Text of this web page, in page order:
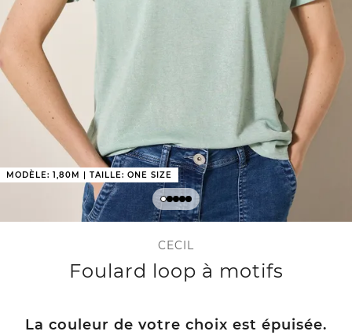
MODÈLE: 1,80M | TAILLE: ONE SIZE
CECIL
Foulard loop à motifs
La couleur de votre choix est épuisée.